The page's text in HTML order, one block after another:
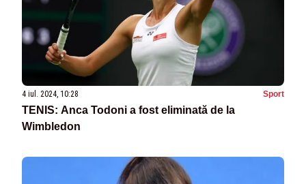
4 iul. 2024, 10:28 Sport
TENIS: Anca Todoni a fost eliminată de la
Wimbledon